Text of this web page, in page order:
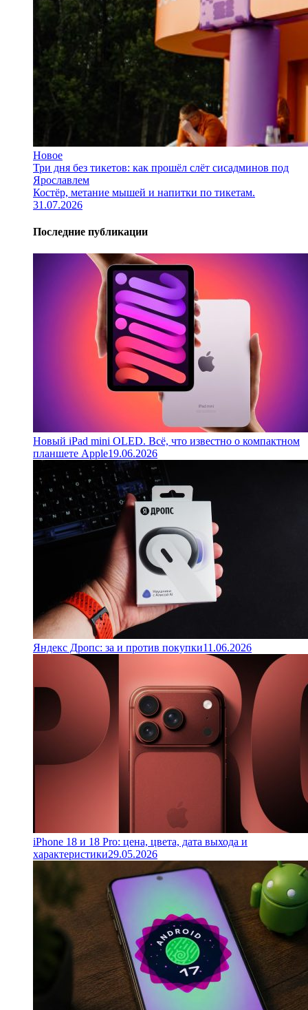
Новое
Три дня без тикетов: как прошёл слёт сисадминов под
Ярославлем
Костёр, метание мышей и напитки по тикетам.
31.07.2026
Последние публикации
Новый iPad mini OLED. Всё, что известно о компактном
планшете Apple19.06.2026
Яндекс Дропс: за и против покупки11.06.2026
iPhone 18 и 18 Pro: цена, цвета, дата выхода и
характеристики29.05.2026